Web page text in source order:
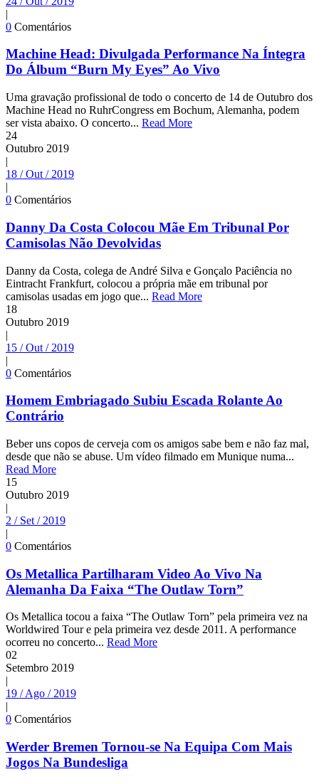
|
0 Comentários
Machine Head: Divulgada Performance Na Íntegra
Do Álbum “Burn My Eyes” Ao Vivo
Uma gravação profissional de todo o concerto de 14 de Outubro dos
Machine Head no RuhrCongress em Bochum, Alemanha, podem
ser vista abaixo. O concerto... Read More
24
Outubro 2019
|
18 / Out / 2019
|
0 Comentários
Danny Da Costa Colocou Mãe Em Tribunal Por
Camisolas Não Devolvidas
Danny da Costa, colega de André Silva e Gonçalo Paciência no
Eintracht Frankfurt, colocou a própria mãe em tribunal por
camisolas usadas em jogo que... Read More
18
Outubro 2019
|
15 / Out / 2019
|
0 Comentários
Homem Embriagado Subiu Escada Rolante Ao
Contrário
Beber uns copos de cerveja com os amigos sabe bem e não faz mal,
desde que não se abuse. Um vídeo filmado em Munique numa...
Read More
15
Outubro 2019
|
2 / Set / 2019
|
0 Comentários
Os Metallica Partilharam Video Ao Vivo Na
Alemanha Da Faixa “The Outlaw Torn”
Os Metallica tocou a faixa “The Outlaw Torn” pela primeira vez na
Worldwired Tour e pela primeira vez desde 2011. A performance
ocorreu no concerto... Read More
02
Setembro 2019
|
19 / Ago / 2019
|
0 Comentários
Werder Bremen Tornou-se Na Equipa Com Mais
Jogos Na Bundesliga